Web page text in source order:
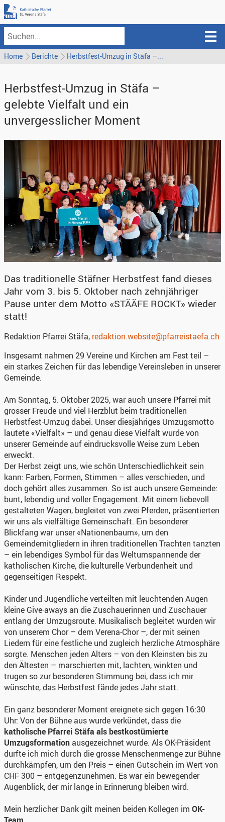
Home Berichte Herbstfest-Umzug in Stäfa –...
Herbstfest-Umzug in Stäfa –
gelebte Vielfalt und ein
unvergesslicher Moment
Das traditionelle Stäfner Herbstfest fand dieses
Jahr vom 3. bis 5. Oktober nach zehnjähriger
Pause unter dem Motto «STÄÄFE ROCKT» wieder
statt!
Redaktion Pfarrei Stäfa, redaktion.website@pfarreistaefa.ch
Insgesamt nahmen 29 Vereine und Kirchen am Fest teil –
ein starkes Zeichen für das lebendige Vereinsleben in unserer
Gemeinde.
Am Sonntag, 5. Oktober 2025, war auch unsere Pfarrei mit
grosser Freude und viel Herzblut beim traditionellen
Herbstfest-Umzug dabei. Unser diesjähriges Umzugsmotto
lautete «Vielfalt» – und genau diese Vielfalt wurde von
unserer Gemeinde auf eindrucksvolle Weise zum Leben
erweckt.
Der Herbst zeigt uns, wie schön Unterschiedlichkeit sein
kann: Farben, Formen, Stimmen – alles verschieden, und
doch gehört alles zusammen. So ist auch unsere Gemeinde:
bunt, lebendig und voller Engagement. Mit einem liebevoll
gestalteten Wagen, begleitet von zwei Pferden, präsentierten
wir uns als vielfältige Gemeinschaft. Ein besonderer
Blickfang war unser «Nationenbaum», um den
Gemeindemitgliedern in ihren traditionellen Trachten tanzten
– ein lebendiges Symbol für das Weltumspannende der
katholischen Kirche, die kulturelle Verbundenheit und
gegenseitigen Respekt.
Kinder und Jugendliche verteilten mit leuchtenden Augen
kleine Give-aways an die Zuschauerinnen und Zuschauer
entlang der Umzugsroute. Musikalisch begleitet wurden wir
von unserem Chor – dem Verena-Chor –, der mit seinen
Liedern für eine festliche und zugleich herzliche Atmosphäre
sorgte. Menschen jeden Alters – von den Kleinsten bis zu
den Ältesten – marschierten mit, lachten, winkten und
trugen so zur besonderen Stimmung bei, dass ich mir
wünschte, das Herbstfest fände jedes Jahr statt.
Ein ganz besonderer Moment ereignete sich gegen 16:30
Uhr: Von der Bühne aus wurde verkündet, dass die
katholische Pfarrei Stäfa als bestkostümierte
Umzugsformationausgezeichnet wurde. Als OK-Präsident
durfte ich mich durch die grosse Menschenmenge zur Bühne
durchkämpfen, um den Preis – einen Gutschein im Wert von
CHF 300 – entgegenzunehmen. Es war ein bewegender
Augenblick, der mir lange in Erinnerung bleiben wird.
Mein herzlicher Dank gilt meinen beiden Kollegen im OK-